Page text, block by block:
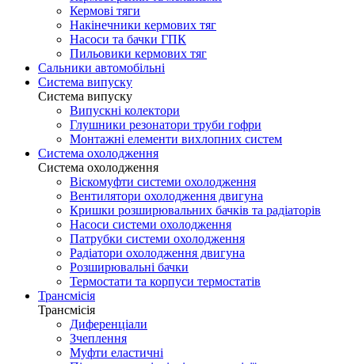
Кермові тяги
Накінечники кермових тяг
Насоси та бачки ГПК
Пильовики кермових тяг
Сальники автомобільні
Система випуску
Система випуску
Випускні колектори
Глушники резонатори труби гофри
Монтажні елементи вихлопних систем
Система охолодження
Система охолодження
Віскомуфти системи охолодження
Вентилятори охолодження двигуна
Кришки розширювальних бачків та радіаторів
Насоси системи охолодження
Патрубки системи охолодження
Радіатори охолодження двигуна
Розширювальні бачки
Термостати та корпуси термостатів
Трансмісія
Трансмісія
Диференціали
Зчеплення
Муфти еластичні